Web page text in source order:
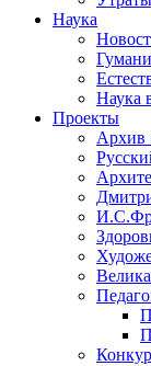
Наука
Наука
Проекты
Архив